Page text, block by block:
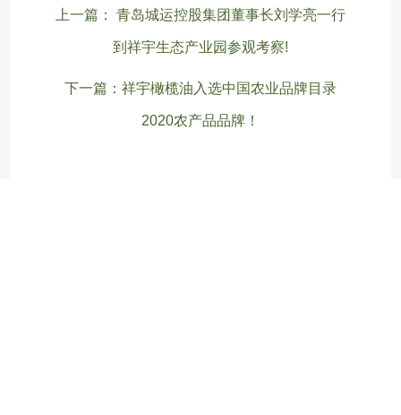
上一篇： 青岛城运控股集团董事长刘学亮一行
到祥宇生态产业园参观考察!
下一篇：祥宇橄榄油入选中国农业品牌目录
2020农产品品牌！